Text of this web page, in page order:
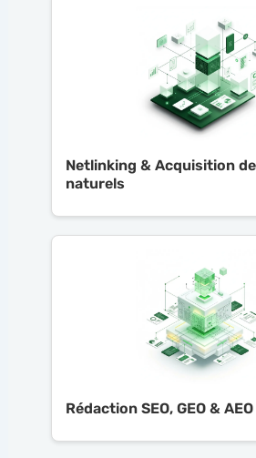
Netlinking & Acquisition
naturels
Rédaction SEO, GEO & AEO